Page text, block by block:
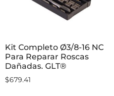
Kit Completo Ø3/8-16 NC
Para Reparar Roscas
Dañadas. GLT®
$679.41